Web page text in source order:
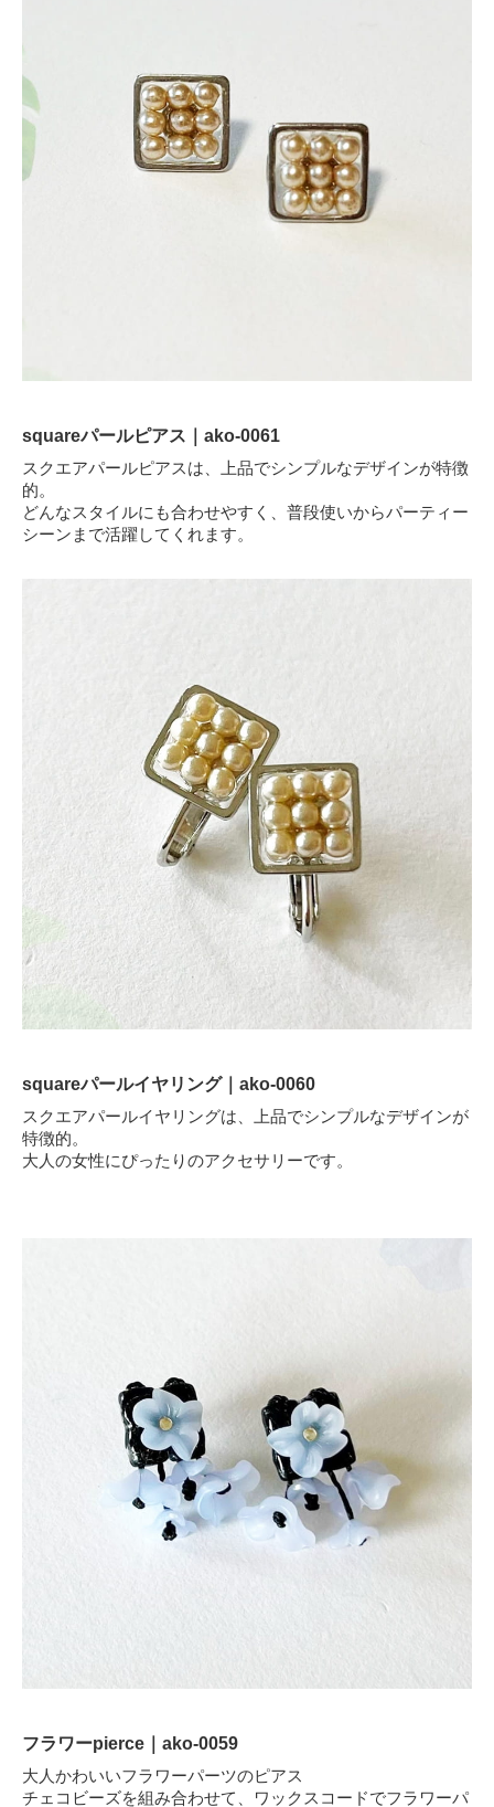
squareパールピアス｜ako-0061
スクエアパールピアスは、上品でシンプルなデザインが特徴
的。
どんなスタイルにも合わせやすく、普段使いからパーティー
シーンまで活躍してくれます。
squareパールイヤリング｜ako-0060
スクエアパールイヤリングは、上品でシンプルなデザインが
特徴的。
大人の女性にぴったりのアクセサリーです。
フラワーpierce｜ako-0059
大人かわいいフラワーパーツのピアス
チェコビーズを組み合わせて、ワックスコードでフラワーパ